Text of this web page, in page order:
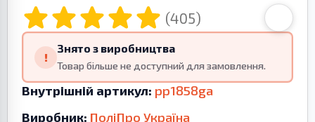
(405)
!
Знято з виробництва
Товар більше не доступний для замовлення.
Внутрішній артикул: pp1858ga
Виробник: ПоліПро Україна